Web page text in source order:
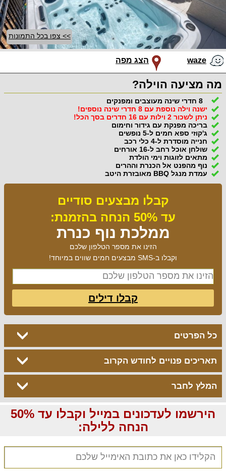
>> צפו בכל התמונות
waze הצג מפה
מה מציעה הוילה?
8 חדרי שינה מעוצבים ומפנקים
ישנה וילה נוספת עם 8 חדרי שינה נוספים!
ניתן לשכור 2 וילות עם 16 חדרים בסך הכל!
בריכה מפנקת עם גידור וחימום
ג'קוזי ספא חמים ל-5 נופשים
חנייה מוסדרת ל-4 כלי רכב
שולחן אוכל רחב ל-16 אורחים
מתאים לזוגות וימי הולדת
נוף מהפנט אל הכנרת וההרים
עמדת מנגל BBQ מאובזרת היטב
קבלו מבצעים סודיים
עד 50% הנחה בהזמנת:
ממלכת נוף כנרת
הזינו את מספר הטלפון שלכם
וקבלו ב-SMS מבצעים חמים שווים במיוחד!
קבלו דילים
כל הפרטים
תאריכים פנויים לחודש הקרוב
המלץ לחבר
הירשמו לעדכונים במייל וקבלו עד 50%
הנחה ללילה: